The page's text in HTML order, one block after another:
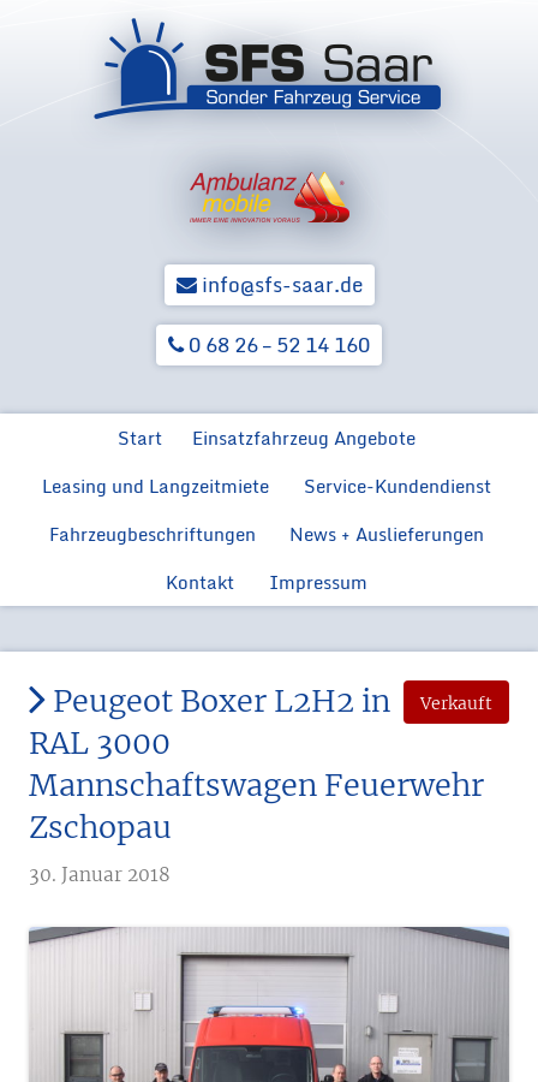
info@sfs-saar.de
0 68 26 – 52 14 160
Zum Inhalt springen
Start Einsatzfahrzeug Angebote
Ford Neuwagen für BOS
Ford
Feuerwehr
Ford Transit MZF
Leasing und Langzeitmiete Service-Kundendienst
Rückrüstung von
Fahrzeugbeschriftungen
News + Auslieferungen
Kontakt
Impressum
Verkauft
Peugeot Boxer L2H2 in
RAL 3000
Mannschaftswagen Feuerwehr
Zschopau
30. Januar 2018